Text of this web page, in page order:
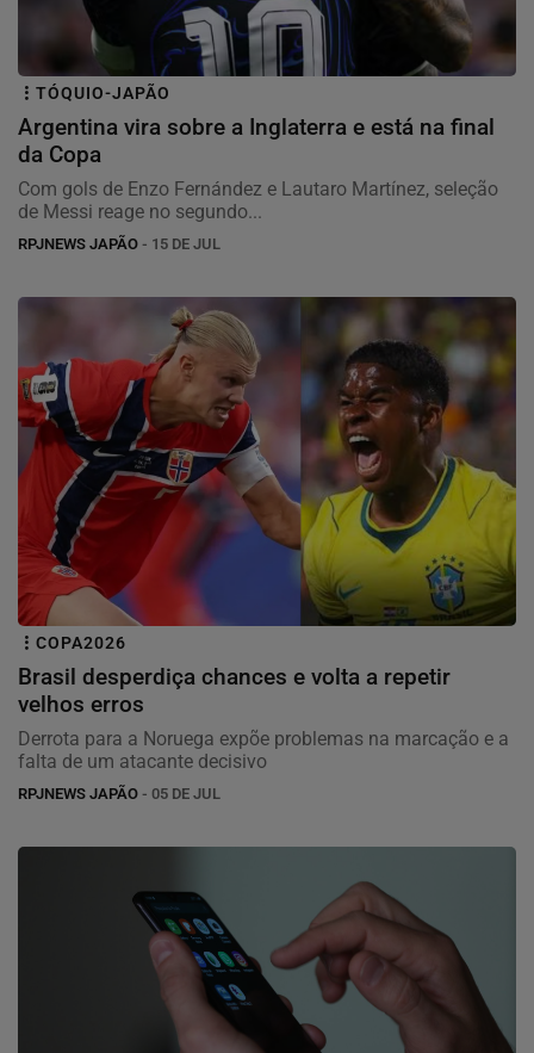
TÓQUIO-JAPÃO
Argentina vira sobre a Inglaterra e está na final
da Copa
Com gols de Enzo Fernández e Lautaro Martínez, seleção
de Messi reage no segundo...
RPJNEWS JAPÃO - 15 DE JUL
COPA2026
Brasil desperdiça chances e volta a repetir
velhos erros
Derrota para a Noruega expõe problemas na marcação e a
falta de um atacante decisivo
RPJNEWS JAPÃO - 05 DE JUL